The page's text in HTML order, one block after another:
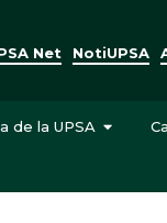
Net NotiUPSA
de la UPSA